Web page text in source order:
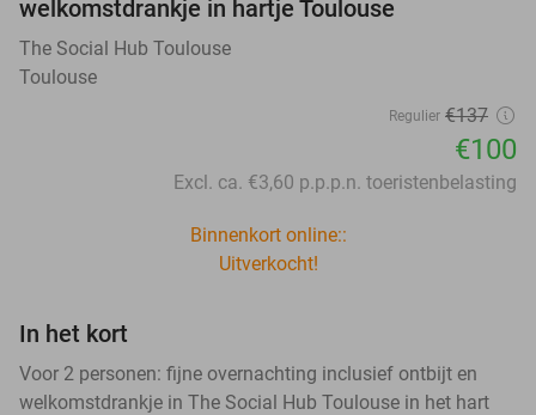
welkomstdrankje in hartje Toulouse
The Social Hub Toulouse
Toulouse
Regulier €137
€100
Excl. ca. €3,60 p.p.p.n. toeristenbelasting
Binnenkort online::
Uitverkocht!
In het kort
Voor 2 personen: fijne overnachting inclusief ontbijt en
welkomstdrankje in The Social Hub Toulouse in het hart